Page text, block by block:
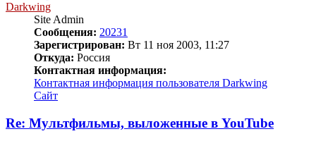
Darkwing
Site Admin
Сообщения: 20231
Зарегистрирован: Вт 11 ноя 2003, 11:27
Откуда: Россия
Контактная информация:
Контактная информация пользователя Darkwing
Сайт
Re: Мультфильмы, выложенные в YouTube